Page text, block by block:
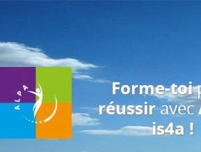
des fins d'analyse, de pertinence et de
Forme-toi
réussiravec
is4a !